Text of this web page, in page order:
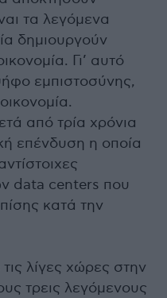
τα λεγόμενα
δημιουργούν
Γι’ αυτό
εμπιστοσύνης,
από τρία χρόνια
επένδυση η οποία
data centers που
κατά την
λίγες χώρες στην
τρεις λεγόμενους